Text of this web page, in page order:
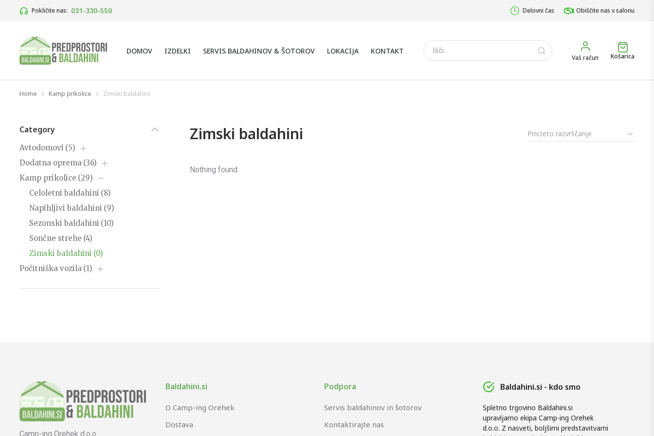
Pokličite nas: 031-330-550 Delovni čas Obiščite nas v salonu
DOMOV IZDELKI SERVIS BALDAHINOV & ŠOTOROV LOKACIJA KONTAKT
Vaš račun Košarica
You are here:
Home Kamp prikolice Zimski baldahini
Category
Avtodomovi (5)
Dodatna oprema (36)
Kamp prikolice (29)
Celoletni baldahini (8)
Napihljivi baldahini (9)
Sezonski baldahini (10)
Sončne strehe (4)
Zimski baldahini (0)
Počitniška vozila (1)
Zimski baldahini
Nothing found
Camp-ing Orehek d.o.o.
Baldahini.si
O Camp-ing Orehek
Dostava
Podpora
Servis baldahinov in šotorov
Kontaktirajte nas
Baldahini.si - kdo smo
Spletno trgovino Baldahini.si
upravljamo ekipa Camp-ing Orehek
d.o.o. Z nasveti, boljšimi predstavitvami